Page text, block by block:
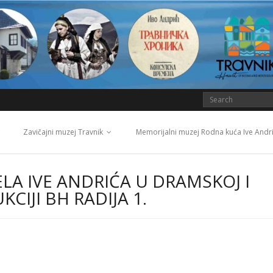
Zavičajni muzej Travnik Memorijalni muzej Rodna kuća Ive
IVE ANDRIĆA U DRAMSKOJ I
BH RADIJA 1.